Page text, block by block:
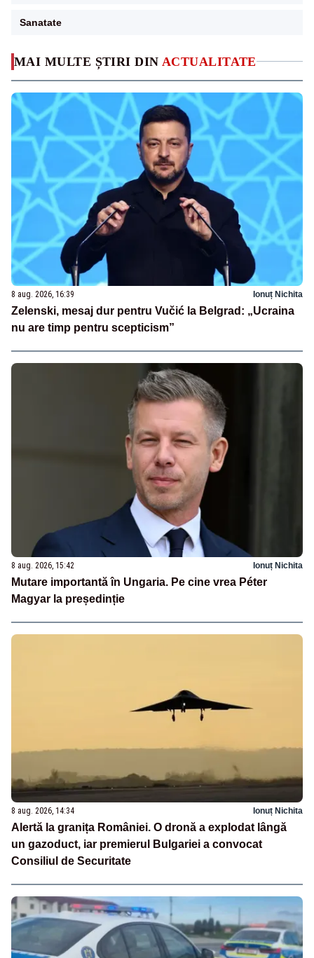
MAI MULTE ȘTIRI DIN ACTUALITATE
8 aug. 2026, 16:39 Ionuț Nichita
Zelenski, mesaj dur pentru Vučić la Belgrad: „Ucraina
nu are timp pentru scepticism”
8 aug. 2026, 15:42 Ionuț Nichita
Mutare importantă în Ungaria. Pe cine vrea Péter
Magyar la președinție
8 aug. 2026, 14:34 Ionuț Nichita
Alertă la granița României. O dronă a explodat lângă
un gazoduct, iar premierul Bulgariei a convocat
Consiliul de Securitate
Sanatate